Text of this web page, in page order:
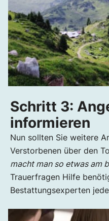
Schritt 3:
informieren
Nun sollten Sie weitere
Verstorbenen über den
macht man so etwas am
Trauerfragen Hilfe
Bestattungsexperten